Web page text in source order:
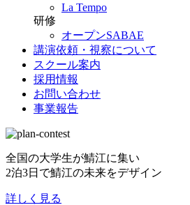
La Tempo
研修
オープンSABAE
講演依頼・視察について
スクール案内
採用情報
お問い合わせ
事業報告
全国の大学生が鯖江に集い
2泊3日で鯖江の未来をデザイン
詳しく見る